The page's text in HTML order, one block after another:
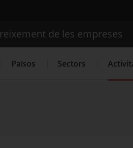
de les empreses
Països Sectors